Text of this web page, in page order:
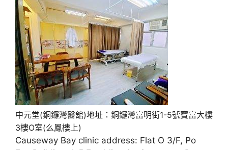
中元堂(銅鑼灣醫舘)地址：銅鑼灣富明街1-5號寶富大樓
3樓O室(么鳳樓上)
Causeway Bay clinic address: Flat O 3/F, Po